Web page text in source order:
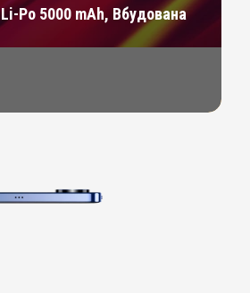
Li-Po 5000 mAh, Вбудована